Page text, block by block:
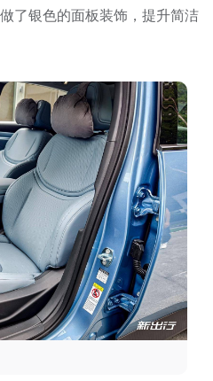
了银色的面板装饰，提升简洁